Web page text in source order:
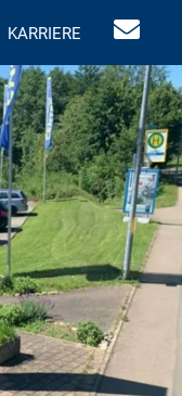
KARRIERE